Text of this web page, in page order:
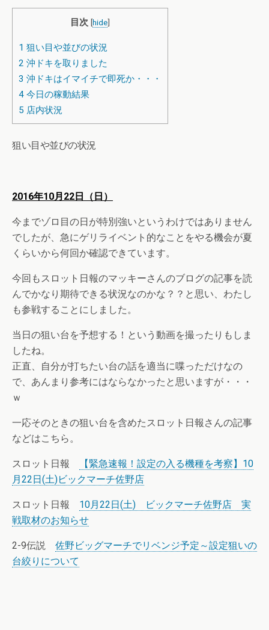
目次 [hide]
1 狙い目や並びの状況
2 沖ドキを取りました
3 沖ドキはイマイチで即死か・・・
4 今日の稼動結果
5 店内状況
狙い目や並びの状況
2016年10月22日（日）
今までゾロ目の日が特別強いというわけではありません
でしたが、急にゲリライベント的なことをやる機会が夏
くらいから何回か確認できています。
今回もスロット日報のマッキーさんのブログの記事を読
んでかなり期待できる状況なのかな？？と思い、わたし
も参戦することにしました。
当日の狙い台を予想する！という動画を撮ったりもしま
したね。
正直、自分が打ちたい台の話を適当に喋っただけなの
で、あんまり参考にはならなかったと思いますが・・・
ｗ
一応そのときの狙い台を含めたスロット日報さんの記事
などはこちら。
スロット日報
【緊急速報！設定の入る機種を考察】10
月22日(土)ビックマーチ佐野店
スロット日報 10月22日(土) ビックマーチ佐野店 実
戦取材のお知らせ
2-9伝説 佐野ビッグマーチでリベンジ予定～設定狙いの
台絞りについて